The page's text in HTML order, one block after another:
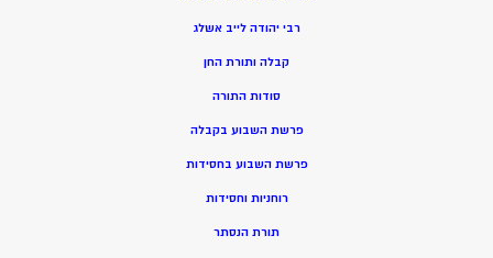
רבי יהודה לייב אשלג
קבלה ותורת החן
סודות התורה
פרשת השבוע בקבלה
פרשת השבוע בחסידות
רוחניות וחסידות
תורת הנסתר